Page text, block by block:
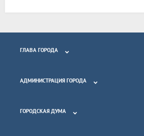
ГЛАВА ГОРОДА
АДМИНИСТРАЦИЯ ГОРОДА
ГОРОДСКАЯ ДУМА